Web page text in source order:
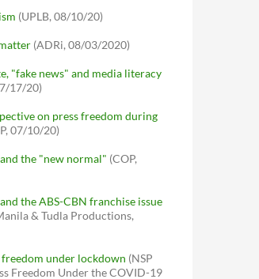
(UPLB, 08/10/20)
(ADRi, 08/03/2020)
"fake news" and media literacy
17/20)
on press freedom during
07/10/20)
the "new normal" (COP,
the ABS-CBN franchise issue
& Tudla Productions,
freedom under lockdown (NSP
Freedom Under the COVID-19